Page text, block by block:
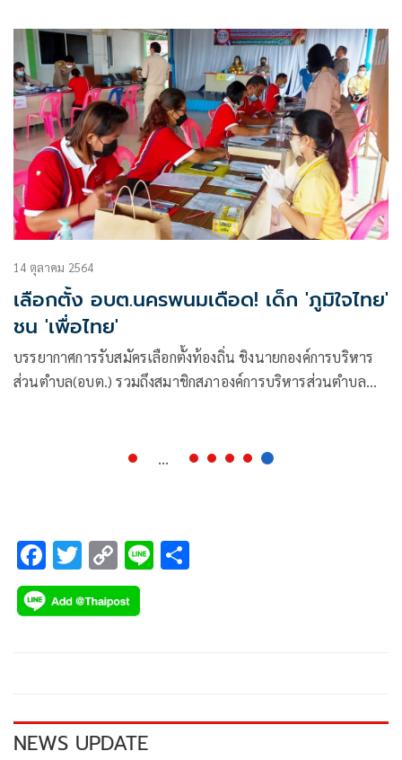
จ.ขอนแก่น
14 ตุลาคม 2564
เลือกตั้ง อบต.นครพนมเดือด! เด็ก 'ภูมิใจไทย'
ชน 'เพื่อไทย'
บรรยากาศการรับสมัครเลือกตั้งท้องถิ่น ชิงนายกองค์การบริหาร
ส่วนตำบล(อบต.) รวมถึงสมาชิกสภาองค์การบริหารส่วนตำบล
...
F
ac
e
k
T
wi
tt
C
o
p
k
Li
NEWS UPDATE